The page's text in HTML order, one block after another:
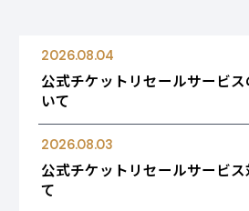
がございます。
6/30（火）～
8/10（月）【予定】 アジア競技
9/10（木）【予定】 アジアパラ
土日、祝日 8/13.14はお休みとさ
愛知・名古屋2026団体チケット事
2026.08.04
公式チケットリセールサービ
いて
2026.08.03
公式チケットリセールサービ
て